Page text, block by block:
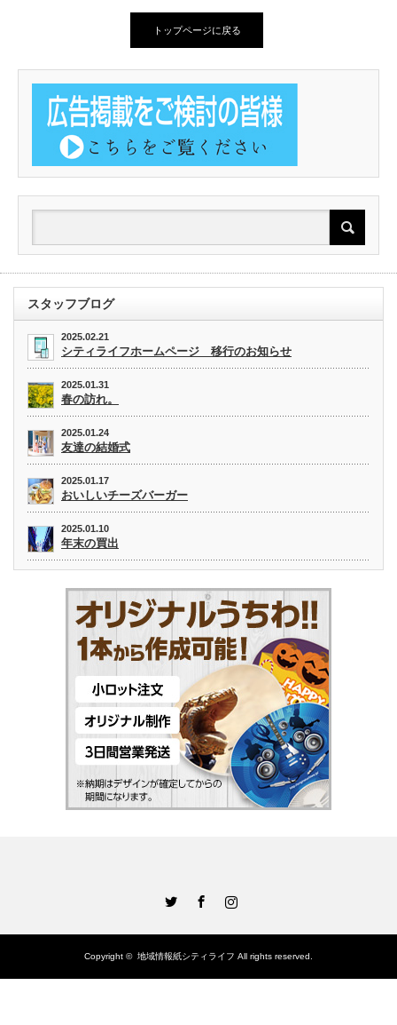
トップページに戻る
スタッフブログ
2025.02.21
シティライフホームページ 移行のお知らせ
2025.01.31
春の訪れ。
2025.01.24
友達の結婚式
2025.01.17
おいしいチーズバーガー
2025.01.10
年末の買出
Copyright © 地域情報紙シティライフ All rights reserved.